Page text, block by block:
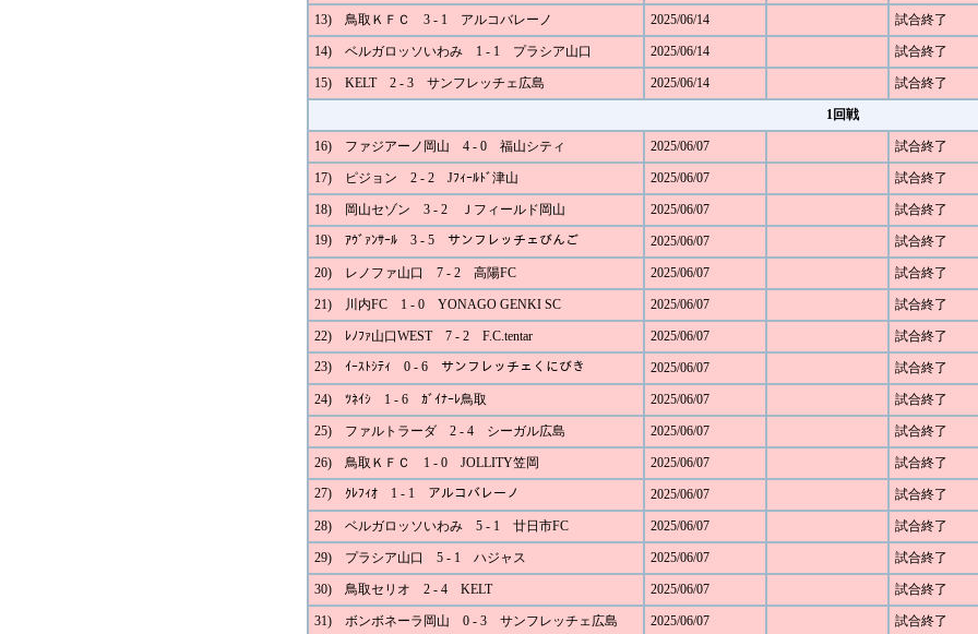
13) 鳥取ＫＦＣ 3 - 1 アルコバレーノ 2025/06/14 試合終了
14) ベルガロッソいわみ 1 - 1 プラシア山口 2025/06/14 試合終了
15) KELT 2 - 3 サンフレッチェ広島 2025/06/14 試合終了
1回戦
16) ファジアーノ岡山 4 - 0 福山シティ 2025/06/07 試合終了
17) ピジョン 2 - 2 Jﾌｨｰﾙﾄﾞ津山 2025/06/07 試合終了
18) 岡山セゾン 3 - 2 Ｊフィールド岡山 2025/06/07 試合終了
19) ｱｳﾞｧﾝｻｰﾙ 3 - 5 サンフレッチェびんご
2025/06/07 試合終了
20) レノファ山口 7 - 2 高陽FC 2025/06/07 試合終了
21) 川内FC 1 - 0 YONAGO GENKI SC 2025/06/07 試合終了
22) ﾚﾉﾌｧ山口WEST 7 - 2 F.C.tentar 2025/06/07 試合終了
23) ｲｰｽﾄｼﾃｨ 0 - 6 サンフレッチェくにびき
2025/06/07 試合終了
24) ﾂﾈｲｼ 1 - 6 ｶﾞｲﾅｰﾚ鳥取 2025/06/07 試合終了
25) ファルトラーダ 2 - 4 シーガル広島 2025/06/07 試合終了
26) 鳥取ＫＦＣ 1 - 0 JOLLITY笠岡 2025/06/07 試合終了
27) ｸﾚﾌｨｵ 1 - 1 アルコバレーノ
2025/06/07 試合終了
28) ベルガロッソいわみ 5 - 1 廿日市FC 2025/06/07 試合終了
29) プラシア山口 5 - 1 ハジャス 2025/06/07 試合終了
30) 鳥取セリオ 2 - 4 KELT 2025/06/07 試合終了
31) ボンボネーラ岡山 0 - 3 サンフレッチェ広島 2025/06/07 試合終了